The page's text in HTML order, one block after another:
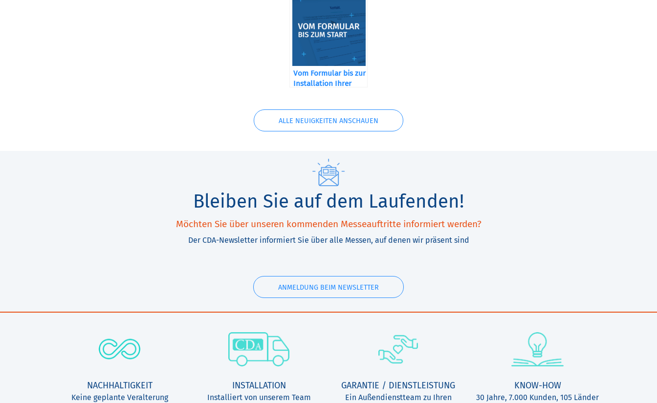
Vom Formular bis zur
Installation Ihrer
ALLE NEUIGKEITEN ANSCHAUEN
Bleiben Sie auf dem Laufenden!
Möchten Sie über unseren kommenden Messeauftritte informiert werden?
Der CDA-Newsletter informiert Sie über alle Messen, auf denen wir präsent sind
ANMELDUNG BEIM NEWSLETTER
NACHHALTIGKEIT
Keine geplante Veralterung
INSTALLATION
Installiert von unserem Team
GARANTIE / DIENSTLEISTUNG
Ein Außendienstteam zu Ihren
KNOW-HOW
30 Jahre, 7.000 Kunden, 105 Länder